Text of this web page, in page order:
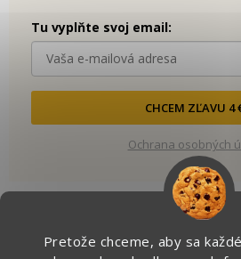
Pretože chceme, aby sa
Tu vyplňte svoj email:
CHCEM ZĽAVU 4
Ochrana osobných